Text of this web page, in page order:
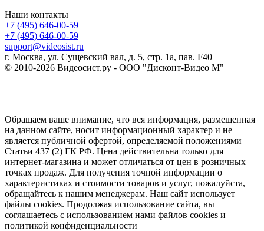
Наши контакты
+7 (495) 646-00-59
+7 (495) 646-00-59
support@videosist.ru
г. Москва, ул. Сущевский вал, д. 5, стр. 1а, пав. F40
© 2010-2026 Видеосист.ру - ООО "Дисконт-Видео М"
Обращаем ваше внимание, что вся информация, размещенная
на данном сайте, носит информационный характер и не
является публичной офертой, определяемой положениями
Статьи 437 (2) ГК РФ. Цена действительна только для
интернет-магазина и может отличаться от цен в розничных
точках продаж. Для получения точной информации о
характеристиках и стоимости товаров и услуг, пожалуйста,
обращайтесь к нашим менеджерам. Наш сайт использует
файлы cookies. Продолжая использование сайта, вы
соглашаетесь с использованием нами файлов cookies и
политикой конфиденциальности